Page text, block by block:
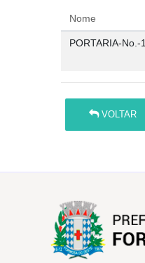
Nome
PORTARIA-
VOLTAR